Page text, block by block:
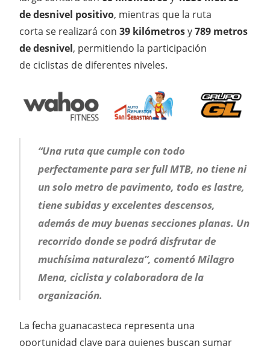
de desnivel positivo, mientras que la ruta
corta se realizará con 39 kilómetrosy789 metros
de desnivel, permitiendo la participación
de ciclistas de diferentes niveles.
“Una ruta que cumple con todo
perfectamente para ser full MTB, no tiene ni
un solo metro de pavimento, todo es lastre,
tiene subidas y excelentes descensos,
además de muy buenassecciones planas. Un
recorrido donde se podrá disfrutar de
muchísima naturaleza”, comentó Milagro
Mena, ciclista y colaboradora de la
organización.
La fecha guanacasteca representa una
oportunidad clave para quienes buscan sumar